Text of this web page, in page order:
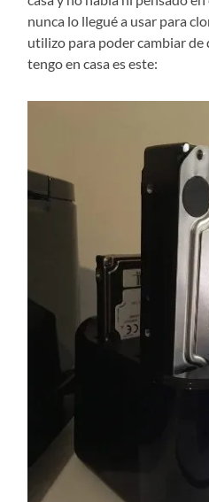
nunca lo llegué a usar para
utilizo para poder cambiar de
tengo en casa es este: